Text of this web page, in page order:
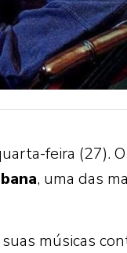
feira (27).
, uma das
músicas